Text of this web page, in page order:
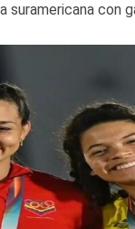
suramericana con